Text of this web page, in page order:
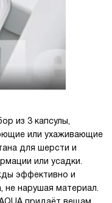
из 3 капсулы,
или ухаживающие
для шерсти и
или усадки.
эффективно и
не нарушая материал.